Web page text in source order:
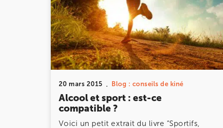
20 mars 2015 Blog : conseils de kiné
Alcool et sport : est-ce
compatible ?
Voici un petit extrait du livre “Sportifs,
Prenez RDV sur
IK PARIS 8 – SAINT-LAZARE
20 Rue de la Pépinière 75008 Paris
20 Rue de la Pépinière 75008 Paris
Prenez RDV sur
Prenez RDV sur